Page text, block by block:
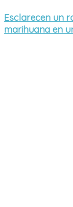
Esclarecen un
marihuana en